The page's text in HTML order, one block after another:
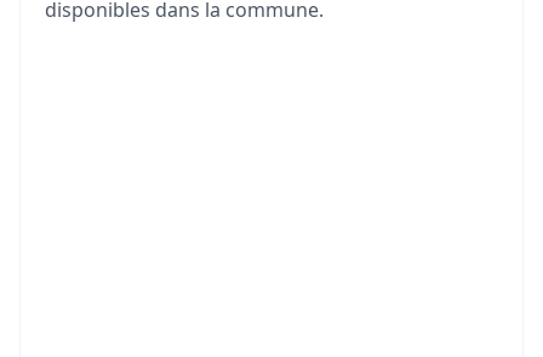
disponibles dans la commune.